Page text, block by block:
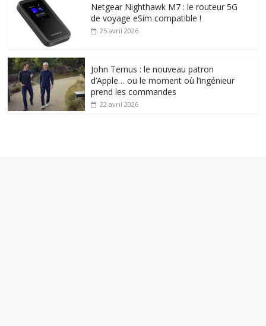
Netgear Nighthawk M7 : le routeur 5G
de voyage eSim compatible !
25 avril 2026
John Ternus : le nouveau patron
d’Apple… ou le moment où l’ingénieur
prend les commandes
22 avril 2026